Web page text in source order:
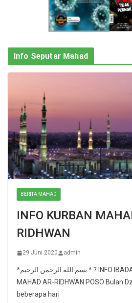
Info Seputar Mahad
BERITA MAHAD
INFO KURBAN
RIDHWAN
29 Juni 2020 admin
*بسم الله الرحمن الرحيم.* ? INFO IBADAH KURBAN 1441 H
MAHAD AR-RIDHWAN POSO Bulan
beberapa hari